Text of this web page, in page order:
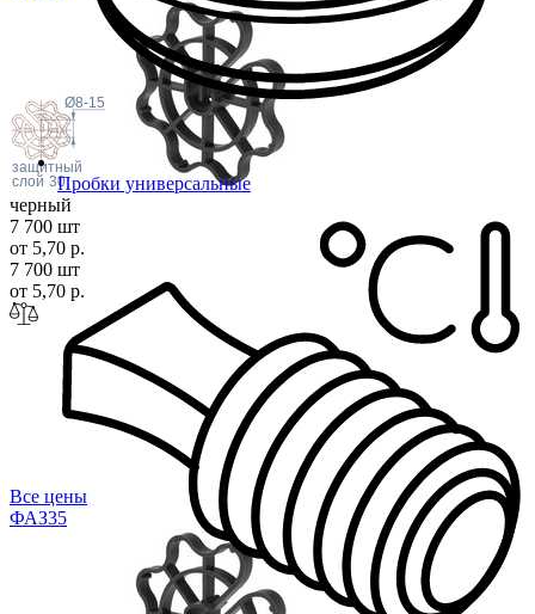
Пробки универсальные
Ø8-15
защитный
слой 30
черный
7 700 шт
от 5,70 р.
7 700 шт
от 5,70 р.
Все цены
ФАЗ35